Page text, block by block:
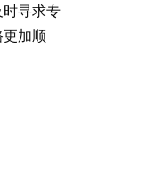
时寻求专
更加顺